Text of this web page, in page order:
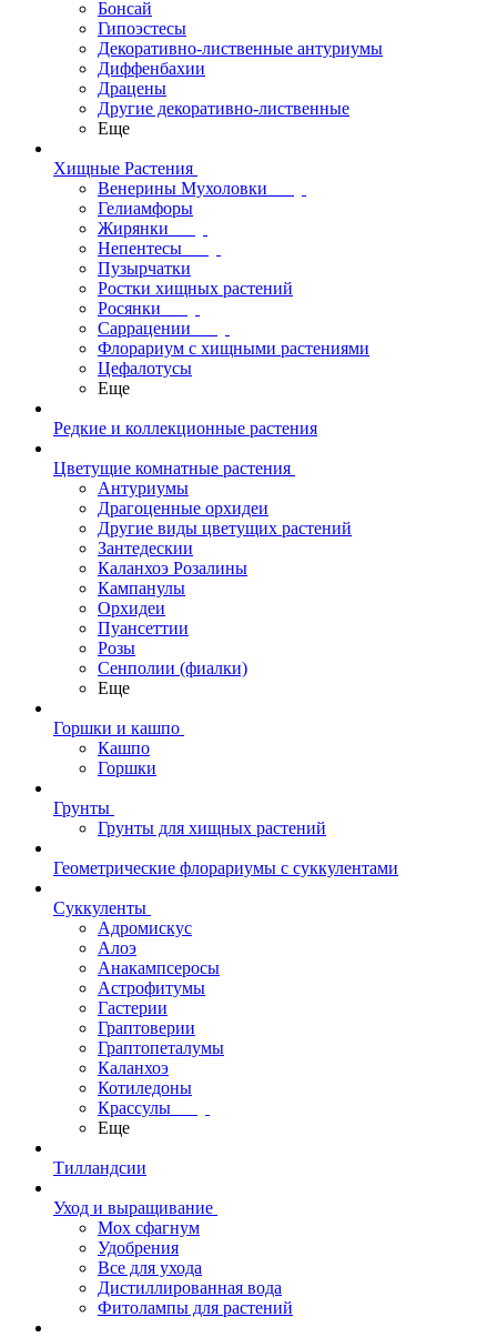
Бонсай
Гипоэстесы
Декоративно-лиственные антуриумы
Диффенбахии
Драцены
Другие декоративно-лиственные
Еще
Хищные Растения
Венерины Мухоловки
Гелиамфоры
Жирянки
Непентесы
Пузырчатки
Ростки хищных растений
Росянки
Саррацении
Флорариум с хищными растениями
Цефалотусы
Еще
Редкие и коллекционные растения
Цветущие комнатные растения
Антуриумы
Драгоценные орхидеи
Другие виды цветущих растений
Зантедескии
Каланхоэ Розалины
Кампанулы
Орхидеи
Пуансеттии
Розы
Сенполии (фиалки)
Еще
Горшки и кашпо
Кашпо
Горшки
Грунты
Грунты для хищных растений
Геометрические флорариумы с суккулентами
Суккуленты
Адромискус
Алоэ
Анакампсеросы
Астрофитумы
Гастерии
Граптоверии
Граптопеталумы
Каланхоэ
Котиледоны
Крассулы
Еще
Тилландсии
Уход и выращивание
Мох сфагнум
Удобрения
Все для ухода
Дистиллированная вода
Фитолампы для растений